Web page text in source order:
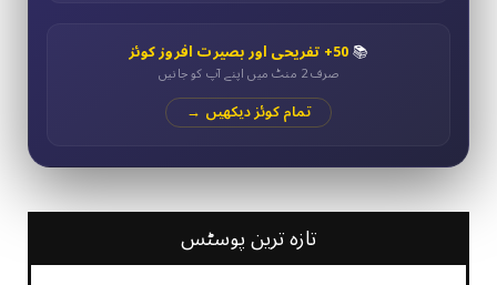
📚50+ تفریحی اور بصیرت افروز کوئز
صرف 2 منٹ میں اپنے آپ کو جانیں
تمام کوئز دیکھیں →
تازہ ترین پوسٹس